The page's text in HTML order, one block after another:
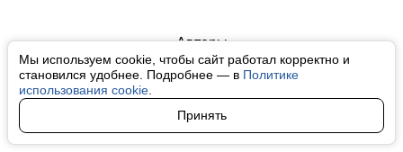
Мы используем cookie, чтобы сайт работал корректно и
становился удобнее. Подробнее — в Политике
использования cookie
Принять
Авторы
О нас
Архив
Условия использования cookie